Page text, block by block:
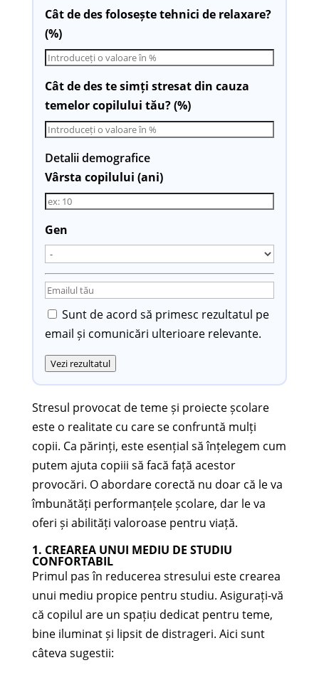
Cât de des folosește tehnici de relaxare?
(%)
Cât de des te simți stresat din cauza
temelor copilului tău? (%)
Detalii demografice
Vârsta copilului (ani)
Gen
Sunt de acord să primesc rezultatul pe
email și comunicări ulterioare relevante.
Vezi rezultatul
Stresul provocat de teme și proiecte școlare
este o realitate cu care se confruntă mulți
copii. Ca părinți, este esențial să înțelegem cum
putem ajuta copiii să facă față acestor
provocări. O abordare corectă nu doar că le va
îmbunătăți performanțele școlare, dar le va
oferi și abilități valoroase pentru viață.
1. CREAREA UNUI MEDIU DE STUDIU
CONFORTABIL
Primul pas în reducerea stresului este crearea
unui mediu propice pentru studiu. Asigurați-vă
că copilul are un spațiu dedicat pentru teme,
bine iluminat și lipsit de distrageri. Aici sunt
câteva sugestii: